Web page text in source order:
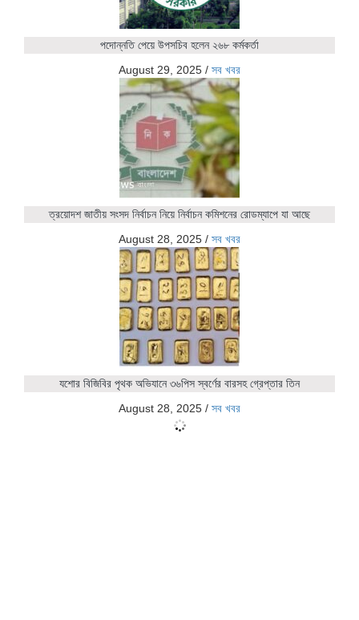
পদোন্নতি পেয়ে উপসচিব হলেন ২৬৮ কর্মকর্তা
August 29, 2025 / সব খবর
ত্রয়োদশ জাতীয় সংসদ নির্বাচন নিয়ে নির্বাচন কমিশনের রোডম্যাপে যা আছে
August 28, 2025 / সব খবর
যশোর বিজিবির পৃথক অভিযানে ৩৬পিস স্বর্ণের বারসহ গ্রেপ্তার তিন
August 28, 2025 / সব খবর